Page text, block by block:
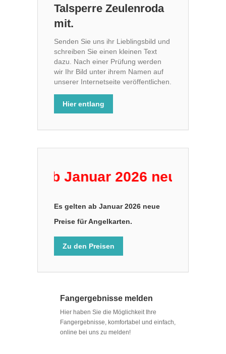
Talsperre Zeulenroda
mit.
Senden Sie uns ihr Lieblingsbild und
schreiben Sie einen kleinen Text
dazu. Nach einer Prüfung werden
wir Ihr Bild unter ihrem Namen auf
unserer Internetseite veröffentlichen.
Hier entlang
ab Januar 2026 neue Preise
Es gelten ab Januar 2026 neue
Preise für Angelkarten.
Zu den Preisen
Fangergebnisse melden
Hier haben Sie die Möglichkeit Ihre
Fangergebnisse, komfortabel und einfach,
online bei uns zu melden!